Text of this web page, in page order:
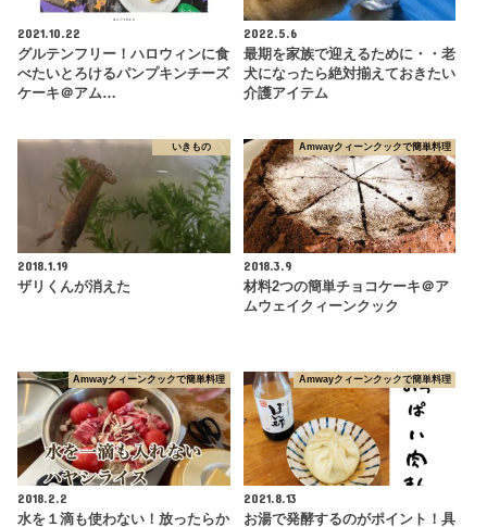
2021.10.22
グルテンフリー！ハロウィンに食
べたいとろけるパンプキンチーズ
ケーキ＠アム…
2022.5.6
最期を家族で迎えるために・・老
犬になったら絶対揃えておきたい
介護アイテム
いきもの
2018.1.19
ザリくんが消えた
Amwayクィーンクックで簡単料理
2018.3.9
材料2つの簡単チョコケーキ＠ア
ムウェイクィーンクック
Amwayクィーンクックで簡単料理
2018.2.2
水を１滴も使わない！放ったらか
Amwayクィーンクックで簡単料理
2021.8.13
お湯で発酵するのがポイント！具